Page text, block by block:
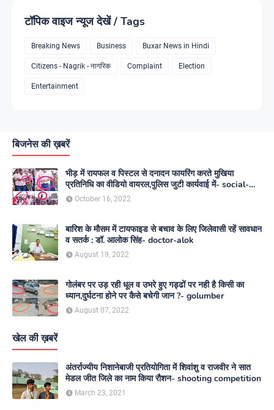
टॉपिक वाइज न्यूज देखें / Tags
Breaking News Business Buxar News in Hindi
Citizens - Nagrik - नागरिक Complaint Election
Entertainment
बिजनेस की ख़बरें
भीड़ में रायफल व पिस्टल से दनादन फायरिंग करते मुखिया
प्रतिनिधि का वीडियो वायरल,पुलिस जुटी कार्यवाई में- social-
media
October 16, 2022
बारिश के मौसम में टायफाइड से बचाव के लिए जिलेवासी रहें सावधान
व सतर्क : डॉ. आलोक सिंह- doctor-alok
August 19, 2022
गोलंबर पर उड़ रही धूल व उभरे हुए गड्ढों पर नही है किसी का
ध्यान,दुर्घटना होने पर कैसे बचेगी जान ?- golumber
August 07, 2022
खेल की ख़बरें
अंतर्राज्यीय निशानेबाजी प्रतियोगिता में शिवांशु व राजवीर ने सात
मेडल जीत जिले का नाम किया रौशन- shooting competition
March 23, 2021